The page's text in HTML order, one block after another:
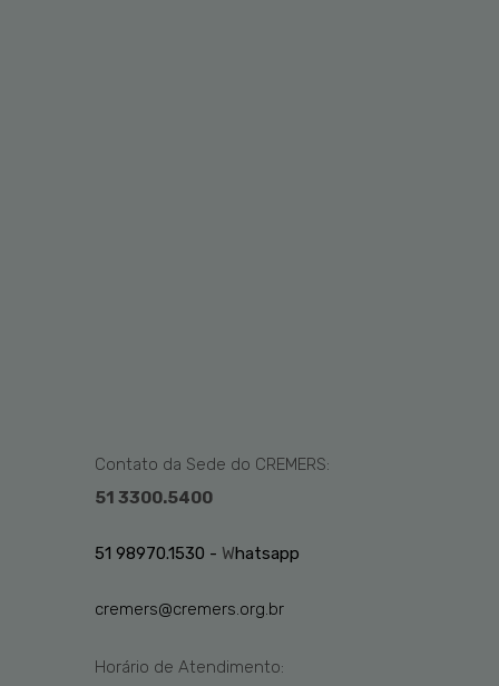
Contato da Sede do CREMERS:
51 3300.5400
51 98970.1530 - Whatsapp
cremers@cremers.org.br
Horário de Atendimento: